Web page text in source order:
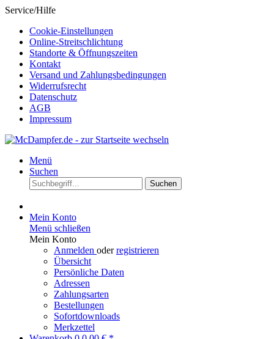
Service/Hilfe
Cookie-Einstellungen
Online-Streitschlichtung
Standorte & Öffnungszeiten
Kontakt
Versand und Zahlungsbedingungen
Widerrufsrecht
Datenschutz
AGB
Impressum
Menü
Suchen
Suchen
Mein Konto
Menü schließen
Mein Konto
Anmelden oderregistrieren
Übersicht
Persönliche Daten
Adressen
Zahlungsarten
Bestellungen
Sofortdownloads
Merkzettel